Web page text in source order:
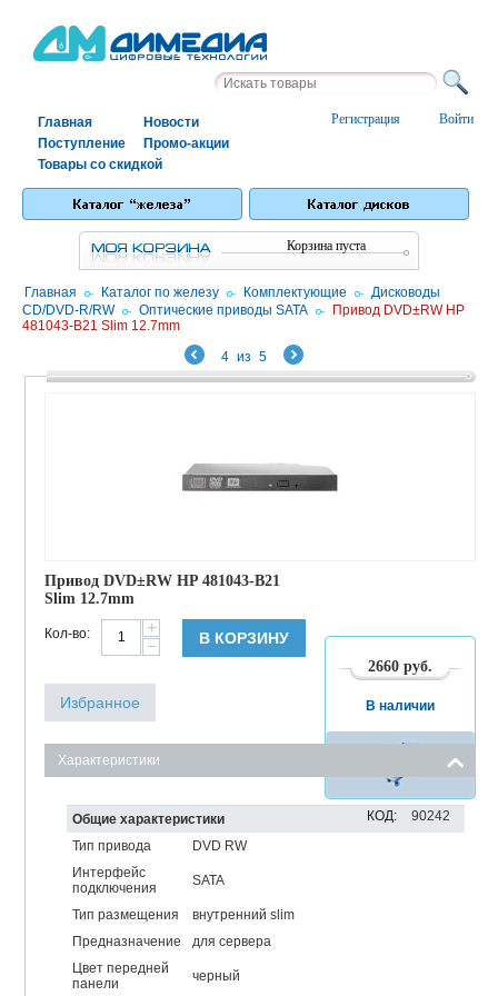
Войти
Регистрация
Главная
Новости
Поступление
Промо-акции
Товары со скидкой
Корзина пуста
Главная / Каталог по железу / Комплектующие /
Дисководы
CD/DVD-R/RW / Оптические приводы SATA /
Привод DVD±RW HP
481043-B21 Slim 12.7mm
4 из 5
Привод DVD±RW HP 481043-B21
Slim 12.7mm
2660 руб.
КОД: 90242
В наличии
Кол-во:
+
−
В КОРЗИНУ
Избранное
Характеристики
Общие характеристики
Тип привода
DVD RW
Интерфейс
подключения
SATA
Тип размещения
внутренний slim
Предназначение
для сервера
Цвет передней
панели
черный